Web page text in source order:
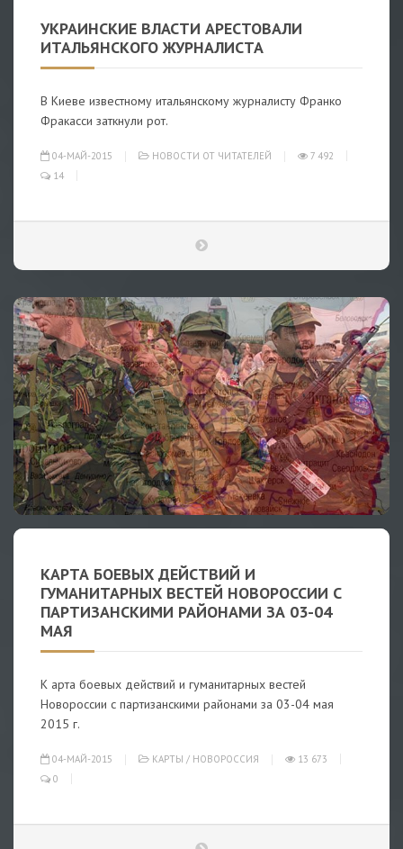
УКРАИНСКИЕ ВЛАСТИ АРЕСТОВАЛИ
ИТАЛЬЯНСКОГО ЖУРНАЛИСТА
В Киеве известному итальянскому журналисту Франко
Фракасси заткнули рот.
04-МАЙ-2015 НОВОСТИ ОТ ЧИТАТЕЛЕЙ
7 492
14
КАРТА БОЕВЫХ ДЕЙСТВИЙ И
ГУМАНИТАРНЫХ ВЕСТЕЙ НОВОРОССИИ С
ПАРТИЗАНСКИМИ РАЙОНАМИ ЗА 03-04
МАЯ
К арта боевых действий и гуманитарных вестей
Новороссии с партизанскими районами за 03-04 мая
2015 г.
04-МАЙ-2015 КАРТЫ / НОВОРОССИЯ
13 673
0